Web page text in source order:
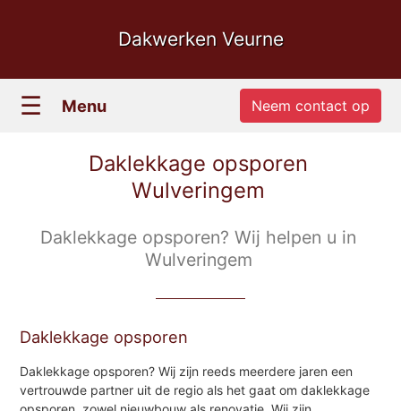
Dakwerken Veurne
☰ Menu Neem contact op
Daklekkage opsporen
Wulveringem
Daklekkage opsporen? Wij helpen u in
Wulveringem
Daklekkage opsporen
Daklekkage opsporen? Wij zijn reeds meerdere jaren een
vertrouwde partner uit de regio als het gaat om daklekkage